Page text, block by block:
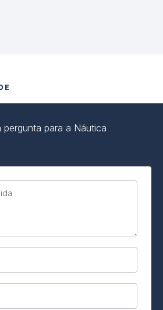
pergunta para a Náutica